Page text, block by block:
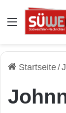
Auswahl
Startseite/